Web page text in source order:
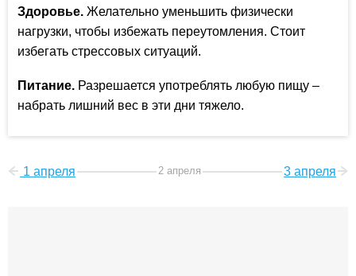
Здоровье. Желательно уменьшить физически
нагрузки, чтобы избежать переутомления. Стоит
избегать стрессовых ситуаций.
Питание. Разрешается употреблять любую пищу –
набрать лишний вес в эти дни тяжело.
1 апреля 2 апреля 3 апреля